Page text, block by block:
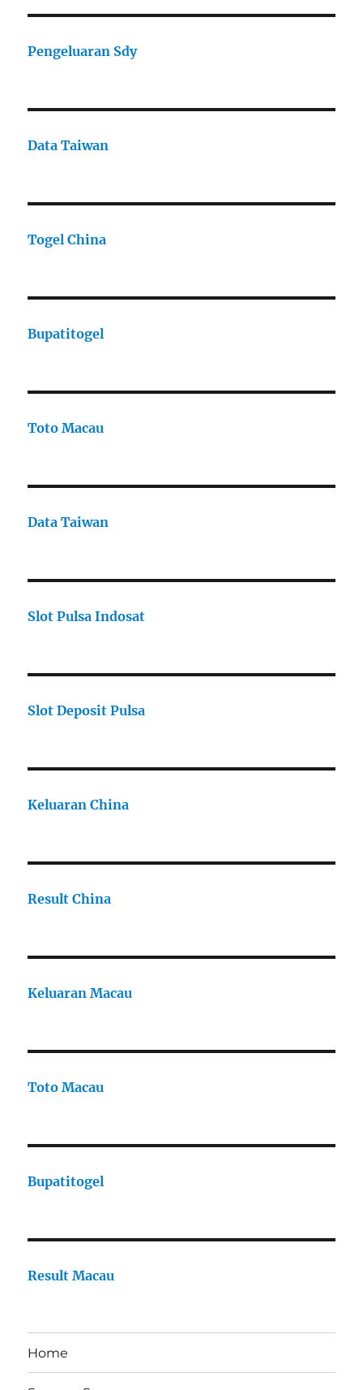
Pengeluaran Sdy
Data Taiwan
Togel China
Bupatitogel
Toto Macau
Data Taiwan
Slot Pulsa Indosat
Slot Deposit Pulsa
Keluaran China
Result China
Keluaran Macau
Toto Macau
Bupatitogel
Result Macau
Home